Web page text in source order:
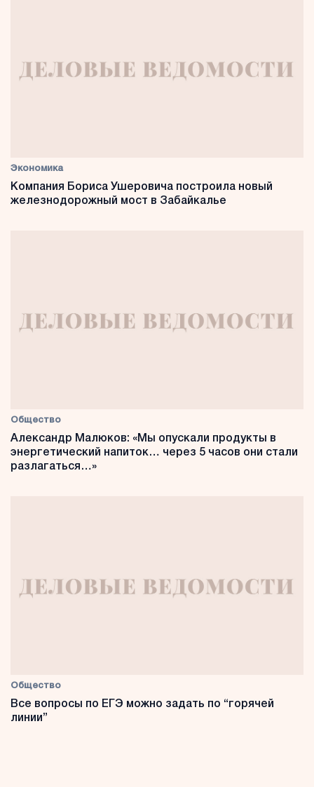
Экономика
Компания Бориса Ушеровича построила новый
железнодорожный мост в Забайкалье
Общество
Александр Малюков: «Мы опускали продукты в
энергетический напиток… через 5 часов они стали
разлагаться…»
Общество
Все вопросы по ЕГЭ можно задать по “горячей
линии”